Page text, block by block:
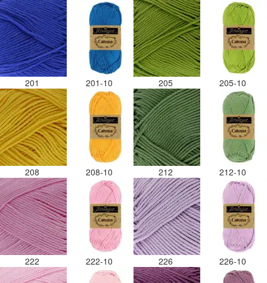
201 201-10 205 205-10
208 208-10 212 212-10
222 222-10 226 226-10